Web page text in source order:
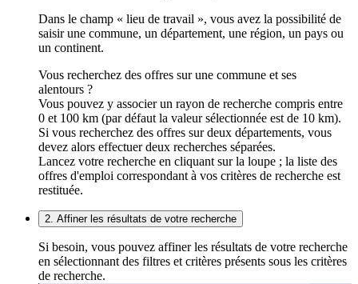
Dans le champ « lieu de travail », vous avez la possibilité de
saisir une commune, un département, une région, un pays ou
un continent.
Vous recherchez des offres sur une commune et ses
alentours ?
Vous pouvez y associer un rayon de recherche compris entre
0 et 100 km (par défaut la valeur sélectionnée est de 10 km).
Si vous recherchez des offres sur deux départements, vous
devez alors effectuer deux recherches séparées.
Lancez votre recherche en cliquant sur la loupe ; la liste des
offres d'emploi correspondant à vos critères de recherche est
restituée.
2. Affiner les résultats de votre recherche
Si besoin, vous pouvez affiner les résultats de votre recherche
en sélectionnant des filtres et critères présents sous les critères
de recherche.